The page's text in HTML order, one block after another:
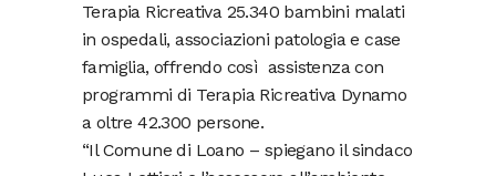
Terapia Ricreativa 25.340 bambini malati
in ospedali, associazioni patologia e case
famiglia, offrendo così assistenza con
programmi di Terapia Ricreativa Dynamo
a oltre 42.300 persone.
“Il Comune di Loano – spiegano il sindaco